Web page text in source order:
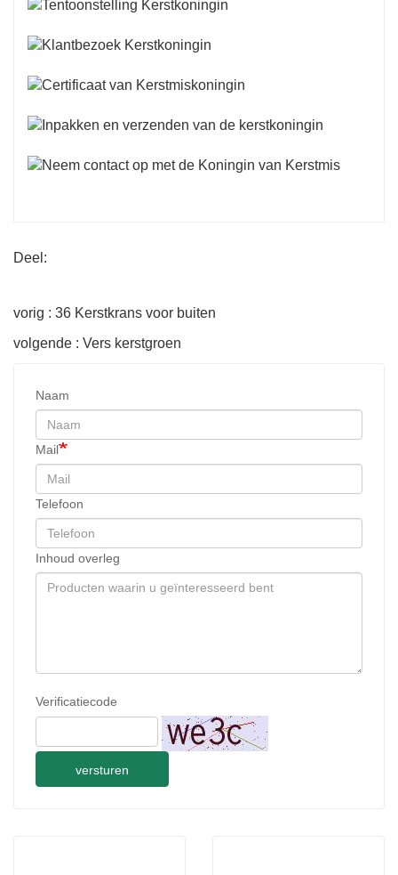
Deel:
vorig : 36 Kerstkrans voor buiten
volgende : Vers kerstgroen
Naam
Mail
Telefoon
Inhoud overleg
Verificatiecode
versturen